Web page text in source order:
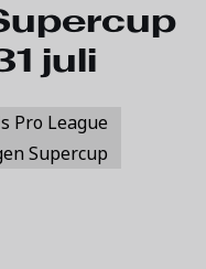
juli
Pro League
Supercup